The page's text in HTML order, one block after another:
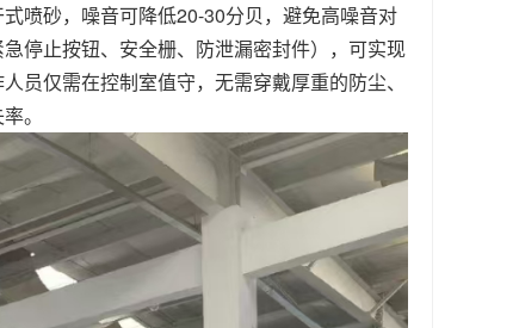
喷砂，噪音可降低20-30分贝，避免高噪音对
停止按钮、安全栅、防泄漏密封件），可实现
员仅需在控制室值守，无需穿戴厚重的防尘、
。